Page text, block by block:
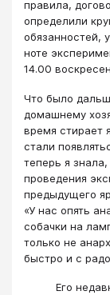
правила,
определили
обязанностей,
ноте
14.00
Что было
домашнему
время стирает
стали
теперь я
проведения
предыдущего
«У нас опять
собачки на
только не
быстро и с
Его